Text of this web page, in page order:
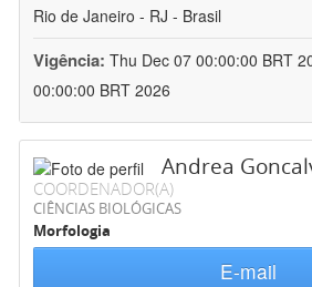
Rio de Janeiro - RJ - Brasil
Vigência: Thu Dec 07 00:00:00 BRT
00:00:00 BRT 2026
Andrea
COORDENADOR(A)
CIÊNCIAS BIOLÓGICAS
Morfologia
E-mail